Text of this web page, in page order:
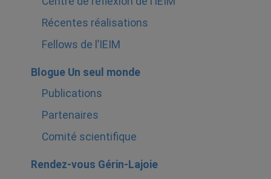
Récentes réalisations
Fellows de l’IEIM
Blogue Un seul monde
Publications
Partenaires
Comité scientifique
Rendez-vous Gérin-Lajoie